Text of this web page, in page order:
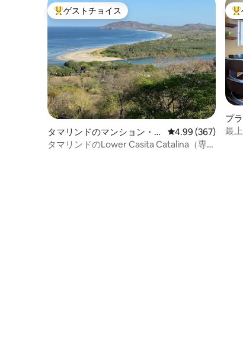
大好評のゲストチョイスです。
ゲストチョイス
タマリンドのマンション・ア
パート
レビュー367件、
4.99 (367)
タマリンドのLower Casita Catalina（専用
大
プ
ョ
最